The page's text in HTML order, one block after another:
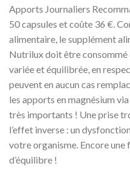
Apports Journaliers
50 capsules et coûte 36 €.
alimentaire, le supplément
Nutrilux doit être consommé
variée et équilibrée, en
peuvent en aucun cas
les apports en magnésium
très importants ! Une prise
l’effet inverse : un
votre organisme. Encore
d’équilibre !